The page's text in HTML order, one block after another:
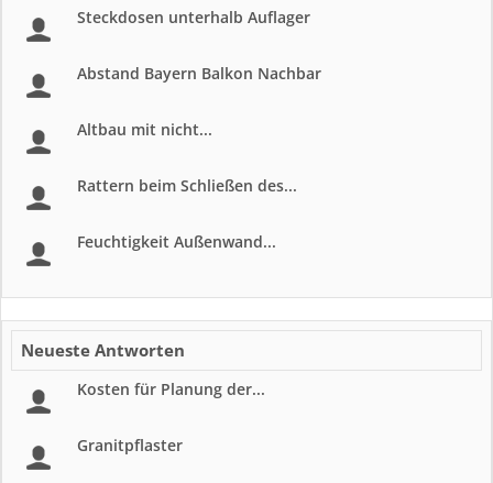
Steckdosen unterhalb Auflager
Abstand Bayern Balkon Nachbar
Altbau mit nicht...
Rattern beim Schließen des...
Feuchtigkeit Außenwand...
Neueste Antworten
Kosten für Planung der...
Granitpflaster